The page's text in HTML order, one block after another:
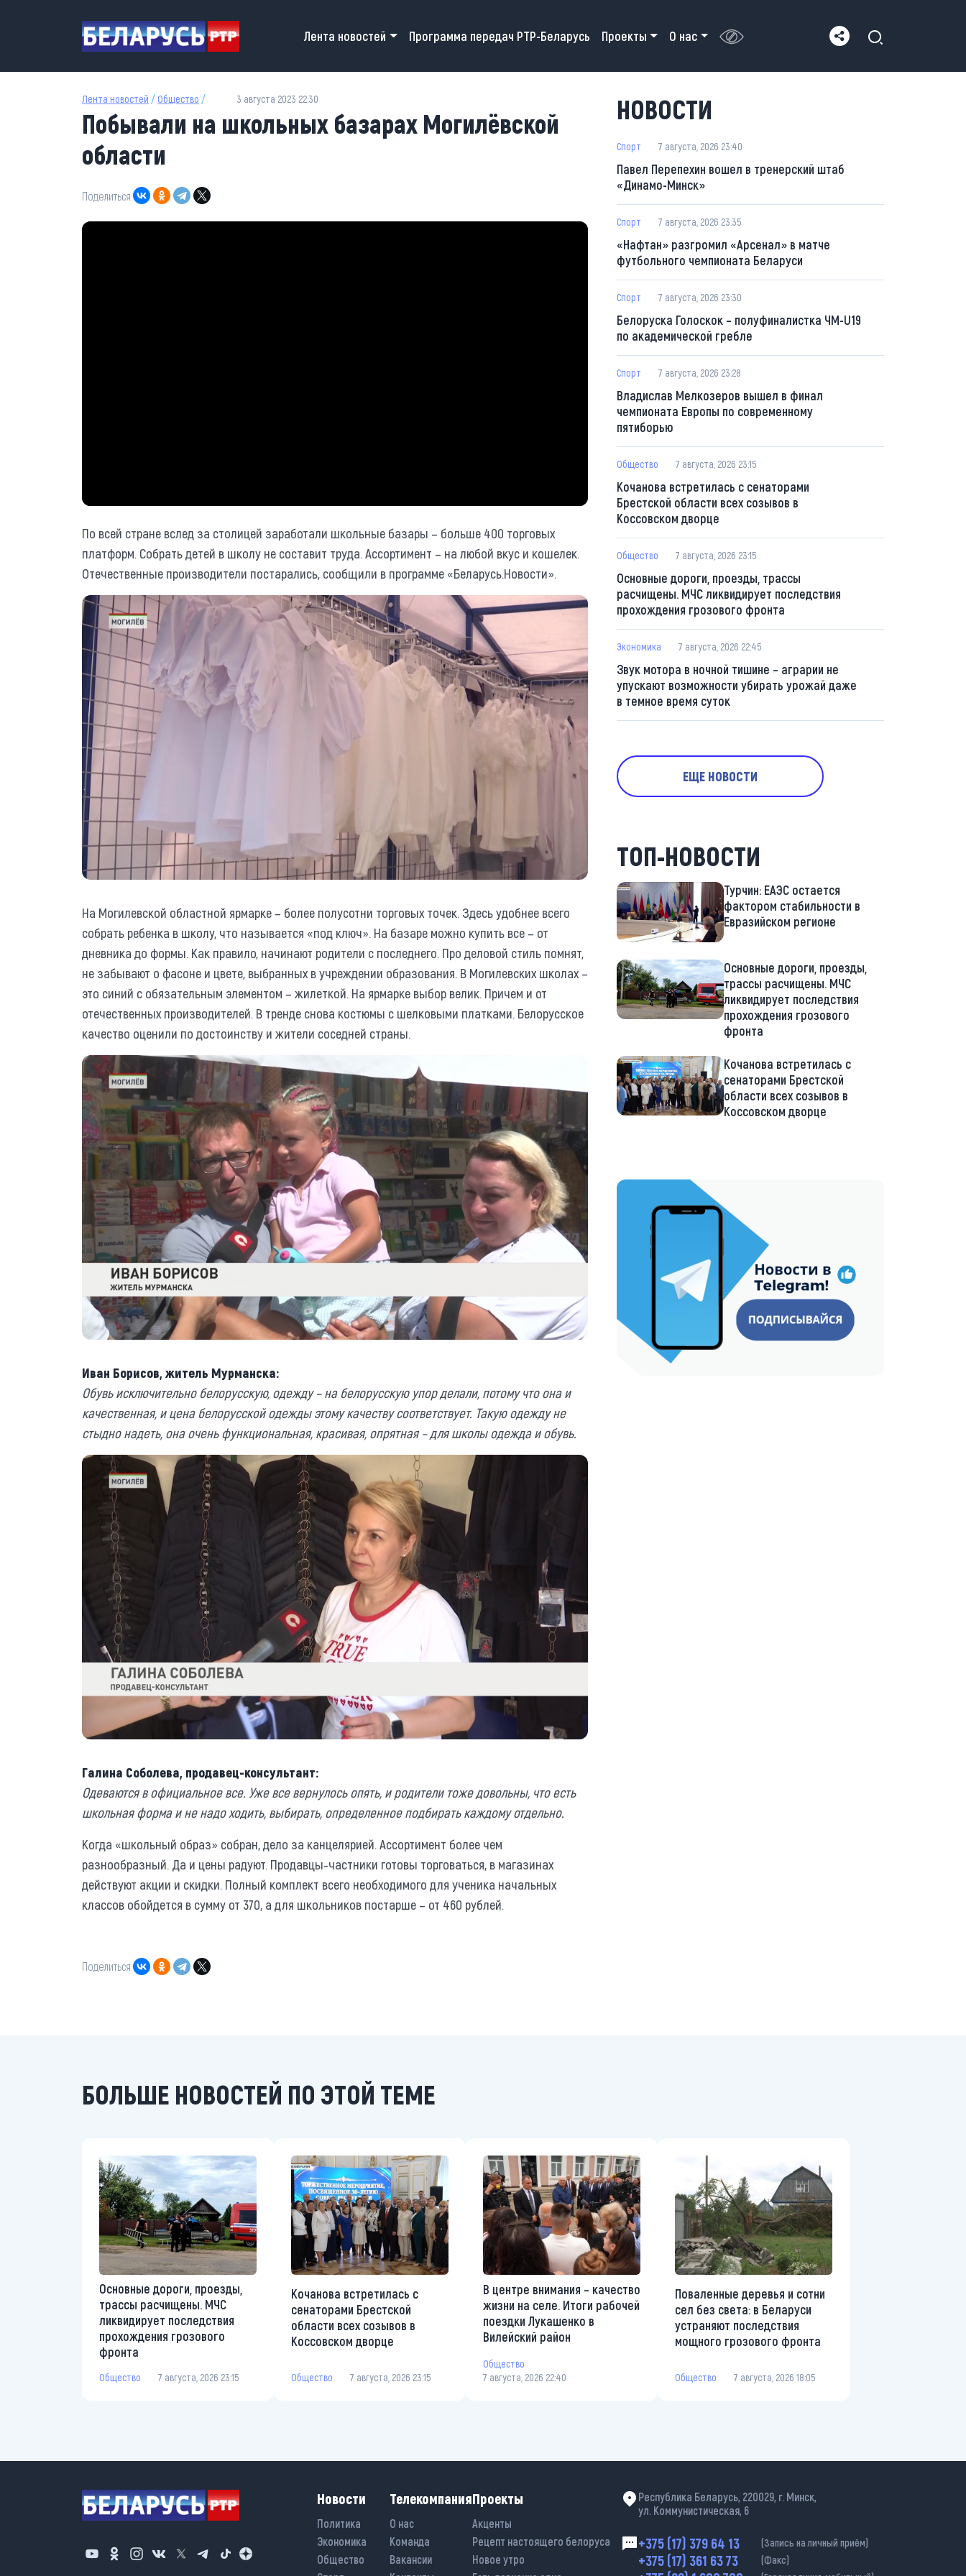
Main navigation
Лента новостей Программа передач РТР-Беларусь Проекты О нас
Лента новостей / Общество / 3 августа 2023 22:30
Побывали на школьных базарах Могилёвской
области
Поделиться:
По всей стране вслед за столицей заработали школьные базары – больше 400 торговых
платформ. Собрать детей в школу не составит труда. Ассортимент – на любой вкус и кошелек.
Отечественные производители постарались, сообщили в программе «Беларусь.Новости».
На Могилевской областной ярмарке – более полусотни торговых точек. Здесь удобнее всего
собрать ребенка в школу, что называется «под ключ». На базаре можно купить все – от
дневника до формы. Как правило, начинают родители с последнего. Про деловой стиль помнят,
не забывают о фасоне и цвете, выбранных в учреждении образования. В Могилевских школах –
это синий с обязательным элементом – жилеткой. На ярмарке выбор велик. Причем и от
отечественных производителей. В тренде снова костюмы с шелковыми платками. Белорусское
качество оценили по достоинству и жители соседней страны.
Иван Борисов, житель Мурманска:
Обувь исключите­льно белорусскую, одежду – на белорусскую упор делали, потому что она и
качественная, и цена белорусской одежды этому качеству соответствует. Такую одежду не
стыдно надеть, она очень функциональная, красивая, опрятная – для школы одежда и обувь.
Галина Соболева, продавец-консу­льтант:
Одеваются в официальное все. Уже все вернулось опять, и родители тоже довольны, что есть
школьная форма и не надо ходить, выбирать, определенное подбирать каждому отдельно.
Когда «школьный образ» собран, дело за канцелярией. Ассортимент более чем
разнообразный. Да и цены радуют. Продавцы-частники готовы торговаться, в магазинах
действуют акции и скидки. Полный комплект всего необходимого для ученика начальных
классов обойдется в сумму от 370, а для школьников постарше – от 460 рублей.
Поделиться:
НОВОСТИ
Спорт 7 августа, 2026 23:40
Павел Перепехин вошел в тренерский штаб
«Динамо-Минск»
Спорт 7 августа, 2026 23:35
«Нафтан» разгромил «Арсенал» в матче
футбольного чемпионата Беларуси
Спорт 7 августа, 2026 23:30
Белоруска Голоскок – полуфиналистка ЧМ-U19
по академической гребле
Спорт 7 августа, 2026 23:28
Владислав Мелкозеров вышел в финал
чемпионата Европы по современному
пятиборью
Общество 7 августа, 2026 23:15
Кочанова встретилась с сенаторами
Брестской области всех созывов в
Коссовском дворце
Общество 7 августа, 2026 23:15
Основные дороги, проезды, трассы
расчищены. МЧС ликвидирует последствия
прохождения грозового фронта
Экономика 7 августа, 2026 22:45
Звук мотора в ночной тишине – аграрии не
упускают возможности убирать урожай даже
в темное время суток
ЕЩЕ НОВОСТИ
ТОП-НОВОСТИ
Турчин: ЕАЭС остается
фактором стабильности в
Евразийском регионе
Основные дороги, проезды,
трассы расчищены. МЧС
ликвидирует последствия
прохождения грозового
фронта
Кочанова встретилась с
сенаторами Брестской
области всех созывов в
Коссовском дворце
https://t.me/minskctvby
БОЛЬШЕ НОВОСТЕЙ ПО ЭТОЙ ТЕМЕ
Основные дороги, проезды,
трассы расчищены. МЧС
ликвидирует последствия
прохождения грозового
фронта
Общество 7 августа, 2026 23:15
Кочанова встретилась с
сенаторами Брестской
области всех созывов в
Коссовском дворце
Общество 7 августа, 2026 23:15
В центре внимания – качество
жизни на селе. Итоги рабочей
поездки Лукашенко в
Вилейский район
Общество
7 августа, 2026 22:40
Поваленные деревья и сотни
сел без света: в Беларуси
устраняют последствия
мощного грозового фронта
Общество 7 августа, 2026 18:05
Новости
Политика
Экономика
Общество
Телекомпания
О нас
Команда
Вакансии
Проекты
Акценты
Рецепт настоящего белоруса
Новое утро
Республика Беларусь, 220029, г. Минск,
ул. Коммунистическая, 6
+375 (17) 379 64 13 (Запись на личный приём)
+375 (17) 361 63 73 (Факс)